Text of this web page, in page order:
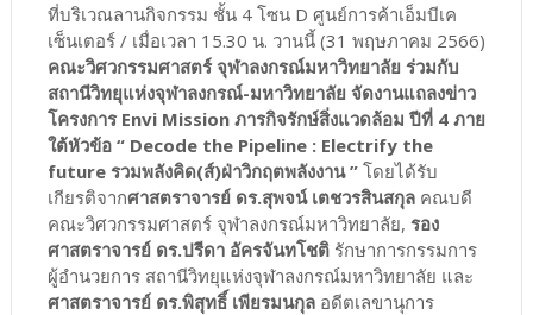
ที่บริเวณลานกิจกรรม ชั้น 4 โซน D ศูนย์การค้าเอ็มบีเค
เซ็นเตอร์ / เมื่อเวลา 15.30 น. วานนี้ (31 พฤษภาคม 2566)
คณะวิศวกรรมศาสตร์ จุฬาลงกรณ์มหาวิทยาลัย ร่วมกับ
สถานีวิทยุแห่งจุฬาลงกรณ์-มหาวิทยาลัย จัดงานแถลงข่าว
โครงการ Envi Mission ภารกิจรักษ์สิ่งแวดล้อม ปีที่ 4 ภาย
ใต้หัวข้อ “ Decode the Pipeline : Electrify the
future รวมพลังคิด(ส์)ฝ่าวิกฤตพลังงาน ”โดยได้รับ
เกียรติจากศาสตราจารย์ ดร.สุพจน์ เตชวรสินสกุลคณบดี
คณะวิศวกรรมศาสตร์ จุฬาลงกรณ์มหาวิทยาลัย, รอง
ศาสตราจารย์ ดร.ปรีดา อัครจันทโชติรักษาการกรรมการ
ผู้อำนวยการ สถานีวิทยุแห่งจุฬาลงกรณ์มหาวิทยาลัย และ
ศาสตราจารย์ ดร.พิสุทธิ์ เพียรมนกุลอดีตเลขานุการ